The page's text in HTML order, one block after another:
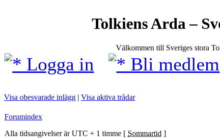
Tolkiens Arda –
Välkommen till Sveriges stora
Logga in Bli medlem
Visa obesvarade inlägg | Visa aktiva trådar
Forumindex
Alla tidsangivelser är UTC + 1 timme [ Sommartid ]